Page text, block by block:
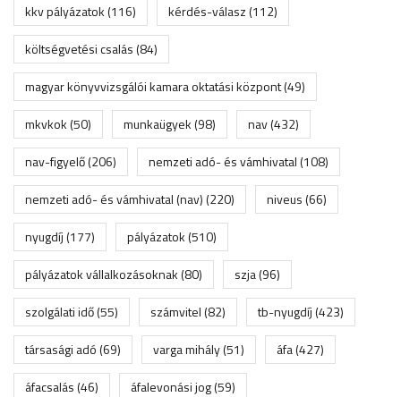
kkv pályázatok(116) kérdés-válasz(112)
költségvetési csalás(84)
magyar könyvvizsgálói kamara oktatási központ(49)
mkvkok(50) munkaügyek(98) nav(432)
nav-figyelő(206) nemzeti adó- és vámhivatal(108)
nemzeti adó- és vámhivatal (nav)(220) niveus(66)
nyugdíj(177) pályázatok(510)
pályázatok vállalkozásoknak(80) szja(96)
szolgálati idő(55) számvitel(82) tb-nyugdíj(423)
társasági adó(69) varga mihály(51) áfa(427)
áfacsalás(46) áfalevonási jog(59)